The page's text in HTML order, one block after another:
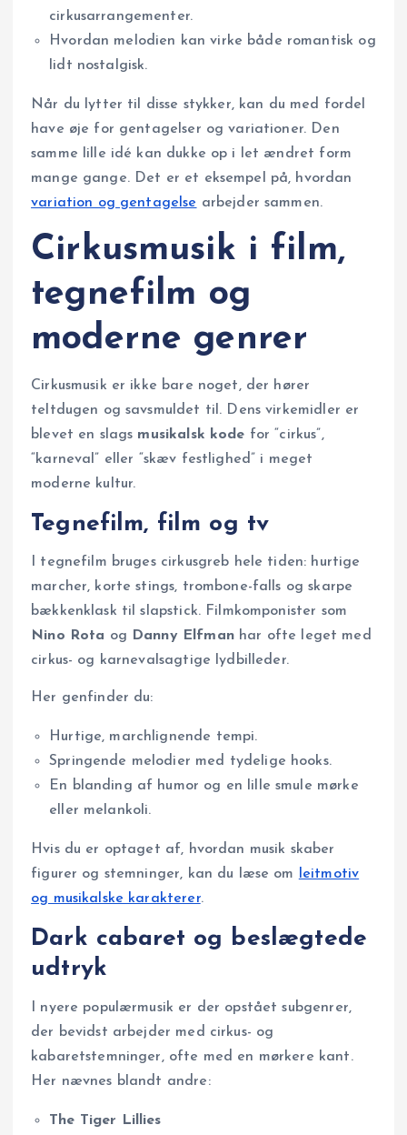
cirkusarrangementer.
Hvordan melodien kan virke både romantisk og
lidt nostalgisk.
Når du lytter til disse stykker, kan du med fordel
have øje for gentagelser og variationer. Den
samme lille idé kan dukke op i let ændret form
mange gange. Det er et eksempel på, hvordan
variation og gentagelse arbejder sammen.
Cirkusmusik i film,
tegnefilm og
moderne genrer
Cirkusmusik er ikke bare noget, der hører
teltdugen og savsmuldet til. Dens virkemidler er
blevet en slags musikalsk kode for “cirkus”,
“karneval” eller “skæv festlighed” i meget
moderne kultur.
Tegnefilm, film og tv
I tegnefilm bruges cirkusgreb hele tiden: hurtige
marcher, korte stings, trombone-falls og skarpe
bækkenklask til slapstick. Filmkomponister som
Nino Rota og Danny Elfmanhar ofte leget med
cirkus- og karnevalsagtige lydbilleder.
Her genfinder du:
Hurtige, marchlignende tempi.
Springende melodier med tydelige hooks.
En blanding af humor og en lille smule mørke
eller melankoli.
Hvis du er optaget af, hvordan musik skaber
figurer og stemninger, kan du læse om leitmotiv
og musikalske karakterer.
Dark cabaret og beslægtede
udtryk
I nyere populærmusik er der opstået subgenrer,
der bevidst arbejder med cirkus- og
kabaretstemninger, ofte med en mørkere kant.
Her nævnes blandt andre:
The Tiger Lillies